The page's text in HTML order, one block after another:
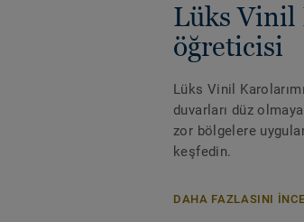
Lüks Vinil
öğreticisi
Lüks Vinil
duvarları düz
zor bölgelere
keşfedin.
DAHA FAZLASINI